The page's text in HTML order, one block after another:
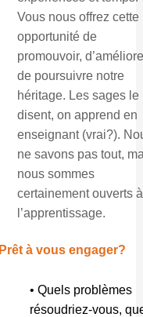
Vous nous offrez cette
opportunité de
promouvoir,
de poursuivre notre
héritage. Les sages le
disent, on apprend en
enseignant (vrai?).
ne savons pas tout,
nous sommes
certainement ouverts à
l’apprentissage.
Prêt à vous engager?
• Quels problèmes
résoudriez-vous,